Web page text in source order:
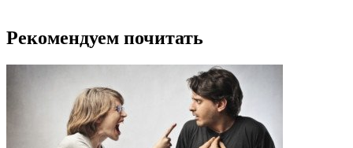
Рекомендуем почитать